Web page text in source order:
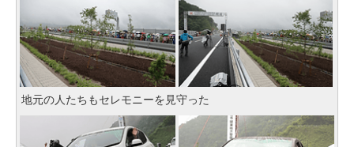
地元の人たちもセレモニーを見守った